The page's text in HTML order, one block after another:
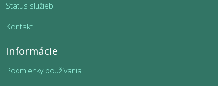
Status služieb
Kontakt
Informácie
Podmienky používania